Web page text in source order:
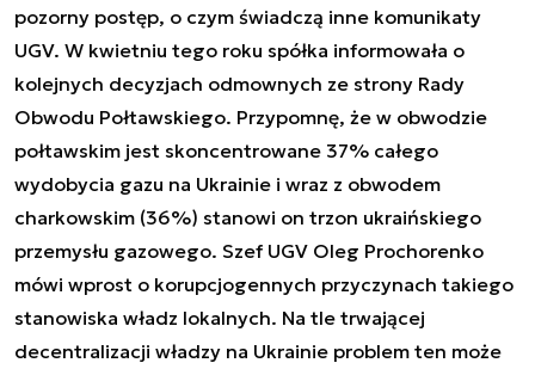
pozorny postęp, o czym świadczą inne komunikaty
UGV. W kwietniu tego roku spółka informowała o
kolejnych decyzjach odmownych ze strony Rady
Obwodu Połtawskiego. Przypomnę, że w obwodzie
połtawskim jest skoncentrowane 37% całego
wydobycia gazu na Ukrainie i wraz z obwodem
charkowskim (36%) stanowi on trzon ukraińskiego
przemysłu gazowego. Szef UGV Oleg Prochorenko
mówi wprost o korupcjogennych przyczynach takiego
stanowiska władz lokalnych. Na tle trwającej
decentralizacji władzy na Ukrainie problem ten może